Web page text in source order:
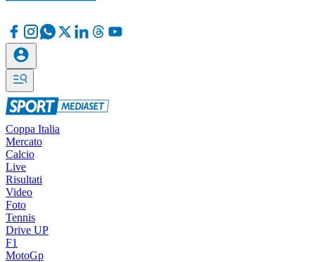
Coppa Italia
Mercato
Calcio
Live
Risultati
Video
Foto
Tennis
Drive UP
F1
MotoGp